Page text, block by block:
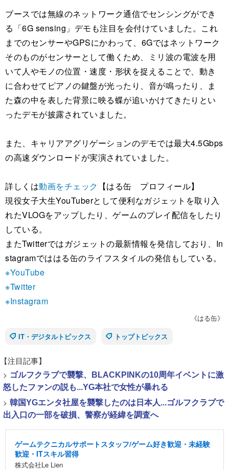
ブースでは無線のネットワーク通信でセンシングができ
る「6G sensing」デモも注目を会付けていました。これ
までのセンサーやGPSにかわって、6Gではネットワーク
そのものがセンサーとして働くため、ミリ波の電波を用
いて人やモノの位置・速度・形状を捉えることで、動き
に合わせてピアノの鍵盤が光ったり、音が鳴ったり、ま
た森の中を表した背景に映る蝶が追いかけてきたりとい
ったデモが披露されていました。
また、キャリアアグリゲーションのデモでは最大4.5Gbps
の高速ダウンロードが実演されていました。
詳しくは動画をチェック 【はる缶 プロフィール】
現役女子大生YouTuberとして便利なガジェットを取り入
れたVLOGをアップしたり、ゲームのプレイ配信をしたり
している。
またTwitterではガジェットの最新情報を発信しており、In
stagramでははる缶のライフスタイルの発信もしている。
※YouTube
※Twitter
※Instagram
《はる缶》
IT・デジタルトピックス
トップトピックス
【注目記事】
> ゴルフクラブで襲撃、BLACKPINKの10周年イベントに激
怒したファンの説も...YG本社で女性が暴れる
> 韓国YGエンタ社屋を襲撃したのは日本人...ゴルフクラブで
出入口の一部を破損、警察が経緯を調査へ
ゲームテクニカルサポートスタッフ/ゲーム好き歓迎・未経験
歓迎・ITスキル習得
株式会社Le Lien